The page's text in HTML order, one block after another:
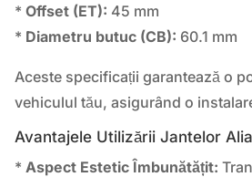
*Offset (ET): 45 mm
* Diametru butuc (CB): 60.1 mm
Aceste specificații garantează o
vehiculul tău, asigurând o
Avantajele Utilizării Jantelor
* Aspect Estetic Îmbunătățit: